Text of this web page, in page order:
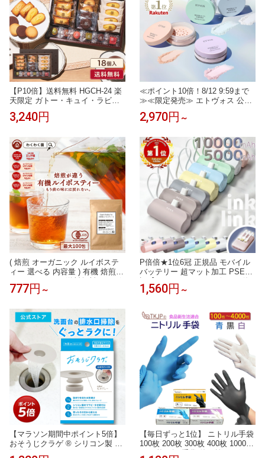
【P10倍】送料無料 HGCH-24 楽
天限定 ガトー・キュイ・ラビテ
ュール 5種18個入お中元 お菓子
ギフト 詰め合わせ 手土産 内祝い
菓子 スイーツ プレゼント 退職
3,240円
≪ポイント10倍！8/12 9:59まで
≫≪限定発売≫ エトヴォス 公式(
ETVOS ) セラミド フェイスパウ
ダー UV 日焼け止め パウダー 紫
版》 「 ミネラルUVパウダーAZ
」 SPF50 PA++++ 個数限定 【3
0日間返品保証】
2,970円 ～
( 焙煎 オーガニック ルイボステ
ィー 選べる 内容量 ) 有機 焙煎
ルイボスティー 送料無料 ルイボ
ス ティーバッグ ノンカフェイン
娠中 マタニティー
777円 ～
P倍倍★1位6冠 正規品 モバイル
バッテリー 超マット加工 PSE認
証【200円offクーポン2個目に使
える】大容量 小型 軽量 ミニ iPh
ケーブル内蔵 Android Type-c ラ
イトニング アイフォン アンドロ
イド 充電器 急速 急速充電器 500
0/10000mAh
1,560円 ～
【マラソン期間中ポイント5倍】
おそうじクラゲ ® シリコン製 洗
面台用 ヘアキャッチャー 口径3.
【毎日ずっと1位】 ニトリル手袋
100枚 200枚 300枚 400枚 1000枚
4000枚 ゴム手袋 使い捨て グロー